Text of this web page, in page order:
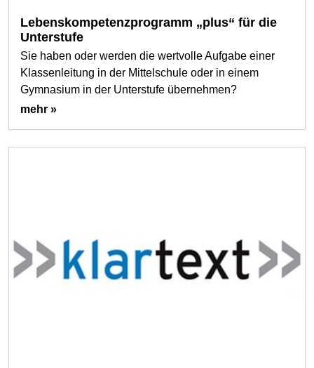
Lebenskompetenzprogramm „plus“ für die
Unterstufe
Sie haben oder werden die wertvolle Aufgabe einer
Klassenleitung in der Mittelschule oder in einem
Gymnasium in der Unterstufe übernehmen?
mehr »